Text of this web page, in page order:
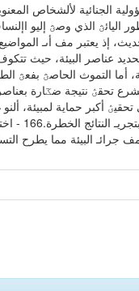
الجنائية لألشخاص
اليائؿ الذي وصؿ إليو
إذ يعتبر مف أىـ
تحديد عناصر البيئة،
أما التموث الحاصؿ
تحقؽ نتيجة ضػارة
أكبر حماية لمبيئة،
جرائـ البيئة مما يطرح